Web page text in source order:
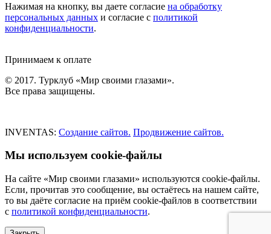
Нажимая на кнопку, вы даете согласие на обработку
персональных данных и согласие с политикой
конфиденциальности.
Принимаем к оплате
© 2017. Турклуб «Мир своими глазами».
Все права защищены.
INVENTAS: Создание сайтов. Продвижение сайтов.
Мы используем cookie-файлы
На сайте «Мир своими глазами» используются cookie-файлы.
Если, прочитав это сообщение, вы остаётесь на нашем сайте,
то вы даёте согласие на приём cookie-файлов в соответствии
с политикой конфиденциальности.